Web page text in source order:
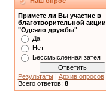
Примете ли Вы участие в
благотворительной акции
"Одеяло дружбы"
Да
Нет
Бессмысленная затея
Результаты| Архив опросов
Всего ответов: 8